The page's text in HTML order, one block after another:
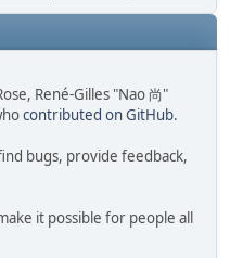
René-Gilles "Nao 尚"
contributed on GitHub.
bugs, provide feedback,
it possible for people all